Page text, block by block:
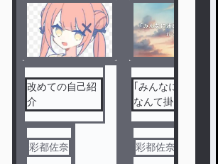
改めての自己紹
介
彩都佐奈
｢みんなに迷惑
なんて掛けられ
彩都佐奈